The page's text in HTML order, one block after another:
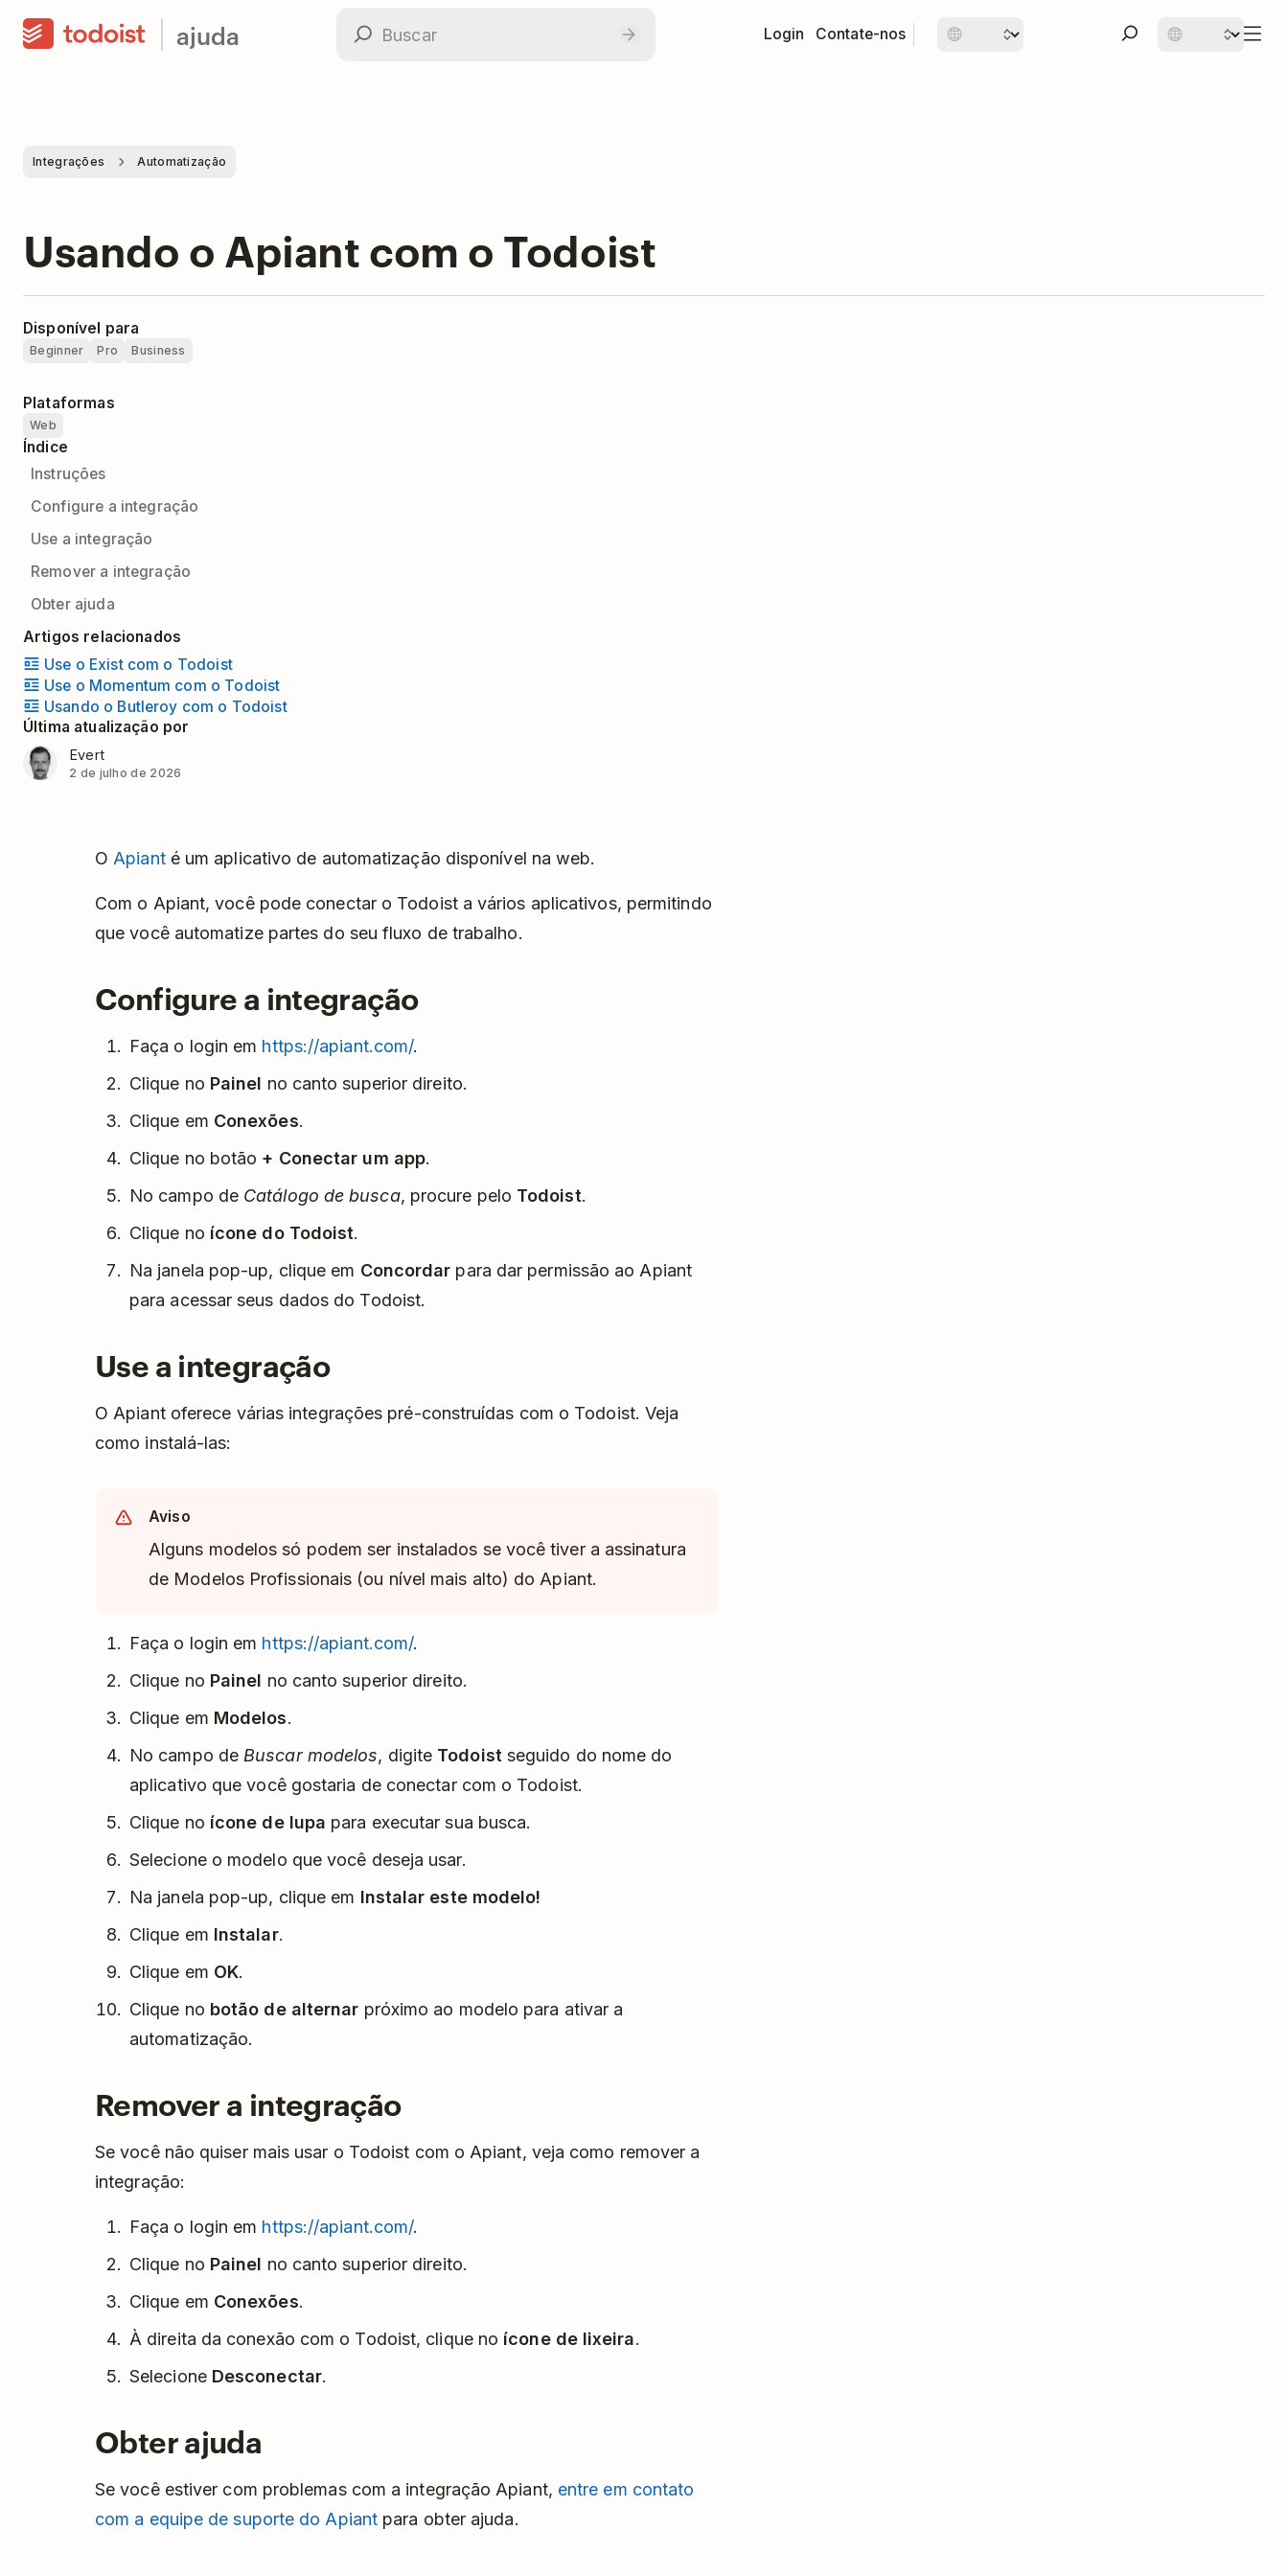
ajuda Login Contate-nos
Integrações Automatização
Usando o Apiant com o Todoist
Disponível para
Beginner Pro Business
Plataformas
Web
Índice
Instruções
Configure a integração
Use a integração
Remover a integração
Obter ajuda
Artigos relacionados
Use o Exist com o Todoist
Use o Momentum com o Todoist
Usando o Butleroy com o Todoist
Última atualização por
Evert
2 de julho de 2026
O Apianté um aplicativo de automatização disponível na web.
Com o Apiant, você pode conectar o Todoist a vários aplicativos, permitindo
que você automatize partes do seu fluxo de trabalho.
Configure a integração
Faça o login em https://apiant.com/.
Clique no Painel no canto superior direito.
Clique em Conexões.
Clique no botão + Conectar um app.
No campo de Catálogo de busca, procure pelo Todoist.
Clique no ícone do Todoist.
Na janela pop-up, clique em Concordar para dar permissão ao Apiant
para acessar seus dados do Todoist.
Use a integração
O Apiant oferece várias integrações pré-construídas com o Todoist. Veja
como instalá-las:
Aviso
Alguns modelos só podem ser instalados se você tiver a assinatura
de Modelos Profissionais (ou nível mais alto) do Apiant.
Faça o login em https://apiant.com/.
Clique no Painel no canto superior direito.
Clique em Modelos.
No campo de Buscar modelos, digite Todoist seguido do nome do
aplicativo que você gostaria de conectar com o Todoist.
Clique no ícone de lupa para executar sua busca.
Selecione o modelo que você deseja usar.
Na janela pop-up, clique em Instalar este modelo!
Clique em Instalar.
Clique em OK.
Clique no botão de alternar próximo ao modelo para ativar a
automatização.
Remover a integração
Se você não quiser mais usar o Todoist com o Apiant, veja como remover a
integração:
Faça o login em https://apiant.com/.
Clique no Painel no canto superior direito.
Clique em Conexões.
À direita da conexão com o Todoist, clique no ícone de lixeira.
Selecione Desconectar.
Obter ajuda
Se você estiver com problemas com a integração Apiant, entre em contato
com a equipe de suporte do Apiantpara obter ajuda.